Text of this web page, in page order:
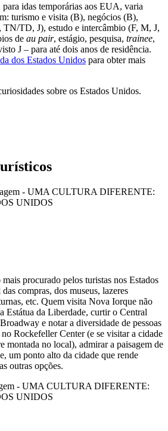
idas temporárias aos EUA, varia
turismo e visita (B), negócios (B),
TD, J), estudo e intercâmbio (F, M, J,
de au pair, estágio, pesquisa, trainee,
J – para até dois anos de residência.
dos Estados Unidos para obter mais
sobre os Estados Unidos.
procurado pelos turistas nos Estados
compras, dos museus, lazeres
etc. Quem visita Nova Iorque não
Estátua da Liberdade, curtir o Central
e notar a diversidade de pessoas
Rockefeller Center (e se visitar a cidade
montada no local), admirar a paisagem de
um ponto alto da cidade que rende
outras opções.